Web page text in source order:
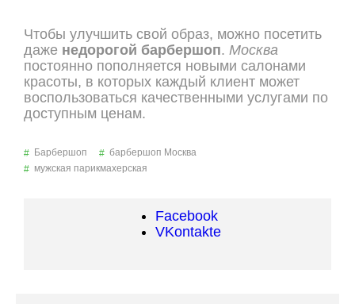
Чтобы улучшить свой образ, можно посетить
даже недорогой барбершоп. Москва
постоянно пополняется новыми салонами
красоты, в которых каждый клиент может
воспользоваться качественными услугами по
доступным ценам.
Барбершоп
барбершоп Москва
мужская парикмахерская
Facebook
VKontakte